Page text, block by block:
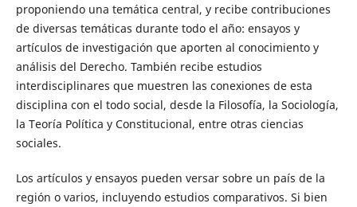
proponiendo una temática central, y recibe contribuciones
de diversas temáticas durante todo el año: ensayos y
artículos de investigación que aporten al conocimiento y
análisis del Derecho. También recibe estudios
interdisciplinares que muestren las conexiones de esta
disciplina con el todo social, desde la Filosofía, la Sociología,
la Teoría Política y Constitucional, entre otras ciencias
sociales.
Los artículos y ensayos pueden versar sobre un país de la
región o varios, incluyendo estudios comparativos. Si bien